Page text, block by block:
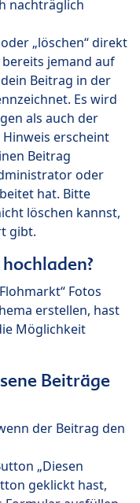
nachträglich
„löschen“ direkt
jemand auf
Beitrag in der
Es wird
als auch der
erscheint
Beitrag
oder
hat. Bitte
löschen kannst,
gibt.
Fotos
erstellen, hast
Möglichkeit
Beiträge
der Beitrag den
„Diesen
geklickt hast,